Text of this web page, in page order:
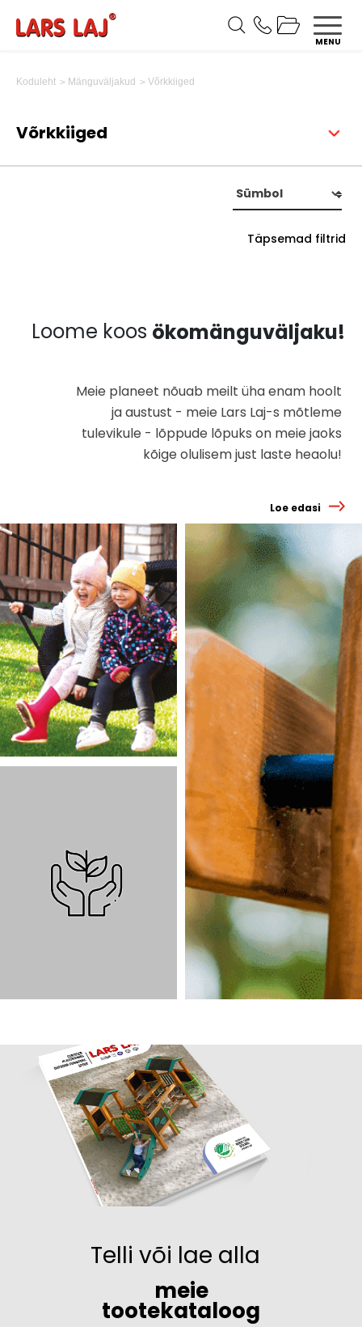
MENU
Koduleht Mänguväljakud Võrkkiiged
Võrkkiiged
Täpsemad filtrid
Loome koos ökomänguväljaku!
Meie planeet nõuab meilt üha enam hoolt
ja austust - meie Lars Laj-s mõtleme
tulevikule - lõppude lõpuks on meie jaoks
kõige olulisem just laste heaolu!
Loe edasi
Telli või lae alla
meie
tootekataloog